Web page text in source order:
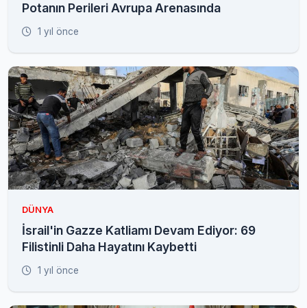
Potanın Perileri Avrupa Arenasında
1 yıl önce
DÜNYA
İsrail'in Gazze Katliamı Devam Ediyor: 69
Filistinli Daha Hayatını Kaybetti
1 yıl önce